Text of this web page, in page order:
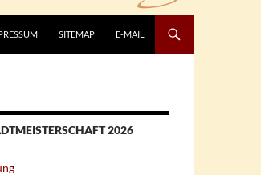
SITEMAP E-MAIL
2026